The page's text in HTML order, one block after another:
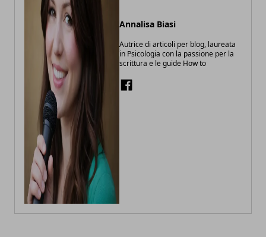
Annalisa Biasi
Autrice di articoli per blog, laureata
in Psicologia con la passione per la
scrittura e le guide How to